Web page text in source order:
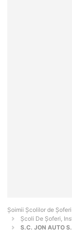
Şoimii Școlilor de Șoferi
Școli De Șoferi,
S.C. JON AUTO